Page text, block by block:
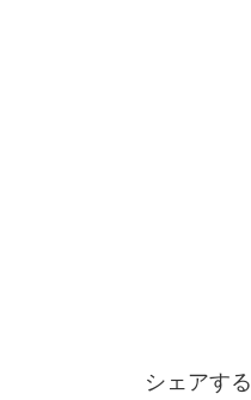
シェアする